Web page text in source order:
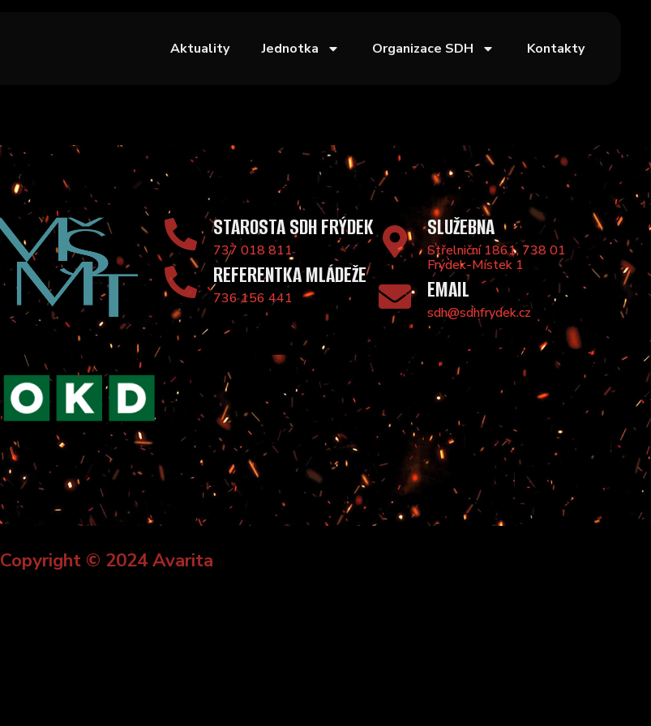
Aktuality Jednotka Organizace SDH Kontakty
SLUŽEBNA
Střelniční 1861, 738 01
Frýdek-Místek 1
EMAIL
sdh@sdhfrydek.cz
STAROSTA SDH FRÝDEK
737 018 811
REFERENTKA MLÁDEŽE
736 156 441
Copyright © 2024 Avarita